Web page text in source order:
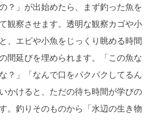
？」が出始めたら、まず釣った魚を
観察させます。透明な観察カゴや小
、エビや小魚をじっくり眺める時間
間延びを埋められます。「この魚な
？」「なんで口をパクパクしてるん
かけると、ただの待ち時間が学びの
。釣りそのものから「水辺の生き物